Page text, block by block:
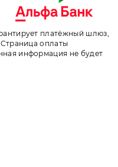
платёжный шлюз,
оплаты
информация не будет